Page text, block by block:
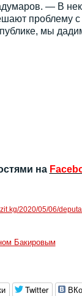
— В
проблему
мы
на
2020/05/06/
Бакировым
Twitter